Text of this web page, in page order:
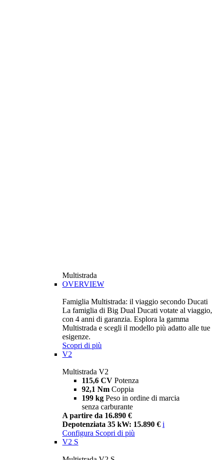
Multistrada
OVERVIEW
Famiglia Multistrada: il viaggio secondo Ducati
La famiglia di Big Dual Ducati votate al viaggio,
con 4 anni di garanzia. Esplora la gamma
Multistrada e scegli il modello più adatto alle tue
esigenze.
Scopri di più
V2
Multistrada V2
115,6 CV Potenza
92,1 Nm Coppia
199 kg Peso in ordine di marcia
senza carburante
A partire da 16.890 €
Depotenziata 35 kW: 15.890 € i
Configura Scopri di più
V2 S